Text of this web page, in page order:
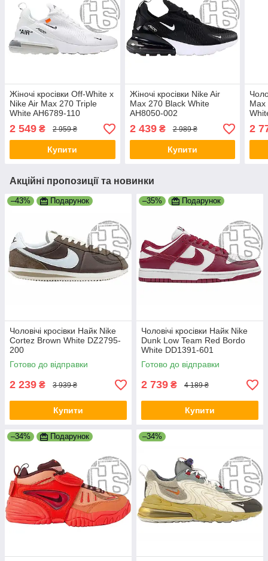
Жіночі кросівки Off-White x
Nike Air Max 270 Triple
White AH6789-110
2 549 ₴ 2 959 ₴
Купити
Жіночі кросівки Nike Air
Max 270 Black White
AH8050-002
2 439₴ 2 989 ₴
Купити
Max
001
2
Акційні пропозиції та новинки
–43% Подарунок
Чоловічі кросівки Найк Nike
Cortez Brown White DZ2795-
200
Готово до відправки
2 239 ₴ 3 939 ₴
Купити
–35% Подарунок
Чоловічі кросівки Найк Nike
Dunk Low Team Red Bordo
White DD1391-601
Готово до відправки
2 739 ₴ 4 189 ₴
Купити
–34% Подарунок –34%